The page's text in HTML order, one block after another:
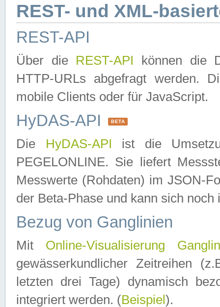
REST- und XML-
REST-API
Über die REST-API können die
HTTP-URLs abgefragt werden.
mobile Clients oder für JavaScript.
HyDAS-API BETA
Die HyDAS-API ist die
PEGELONLINE. Sie liefert
Messwerte (Rohdaten) im JSON-
der Beta-Phase und kann sich noch
Bezug von Ganglinien
Mit Online-Visualisierung
gewässerkundlicher Zeitreihen
letzten drei Tage) dynamisch
integriert werden. (Beispiel ).